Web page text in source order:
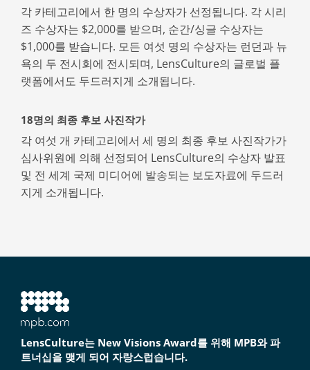
각 카테고리에서 한 명의 수상자가 선정됩니다. 각 시리
즈 수상자는 $2,000를 받으며, 순간/싱글 수상자는
$1,000를 받습니다. 모든 여섯 명의 수상자는 런던과 뉴
욕의 두 전시회에 전시되며, LensCulture의 글로벌 플
랫폼에서도 두드러지게 소개됩니다.
18명의 최종 후보 사진작가
각 여섯 개 카테고리에서 세 명의 최종 후보 사진작가가
심사위원에 의해 선정되어 LensCulture의 수상자 발표
및 전 세계 국제 미디어에 발송되는 보도자료에 두드러
지게 소개됩니다.
LensCulture는 New Visions Award를 위해 MPB와 파
트너십을 맺게 되어 자랑스럽습니다.